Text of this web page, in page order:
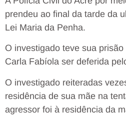
prendeu ao final da tarde da
Lei Maria da Penha.
O investigado teve sua
Carla Fabíola ser deferida
O investigado reiteradas
residência de sua mãe na
agressor foi à residência da